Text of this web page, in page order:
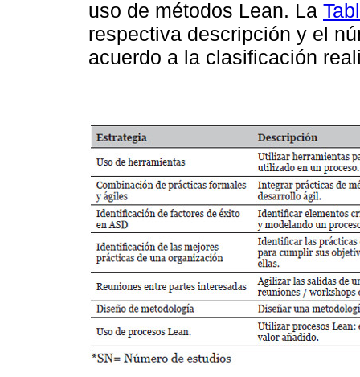
uso de métodos Lean. La
respectiva descripción y el
acuerdo a la clasificación